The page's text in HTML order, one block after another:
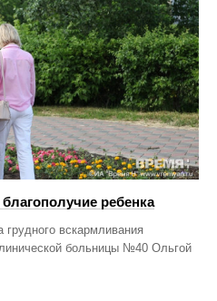
ребенка
вскармливания
больницы №40 Ольгой